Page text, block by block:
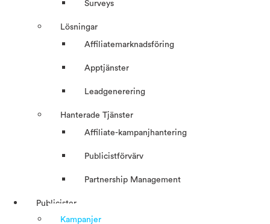
Surveys
Lösningar
Affiliatemarknadsföring
Apptjänster
Leadgenerering
Hanterade Tjänster
Affiliate-kampanjhantering
Publicistförvärv
Partnership Management
Publicister
Kampanjer